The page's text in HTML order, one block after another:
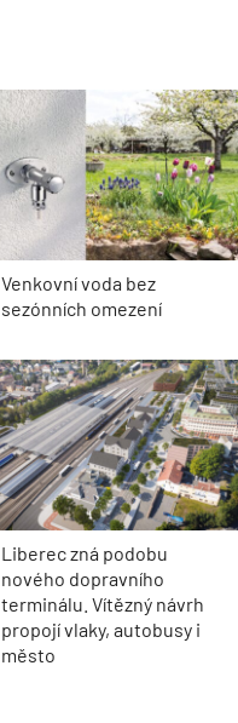
Venkovní voda bez
sezónních omezení
Liberec zná podobu
nového dopravního
terminálu. Vítězný návrh
propojí vlaky, autobusy i
město